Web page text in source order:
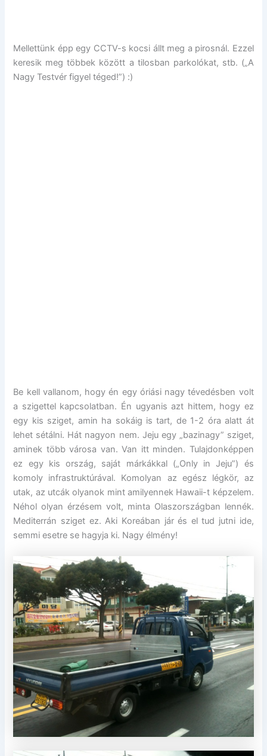
Mellettünk épp egy CCTV-s kocsi állt meg a pirosnál. Ezzel
keresik meg többek között a tilosban parkolókat, stb. („A
Nagy Testvér figyel téged!”) :)
Be kell vallanom, hogy én egy óriási nagy tévedésben volt
a szigettel kapcsolatban. Én ugyanis azt hittem, hogy ez
egy kis sziget, amin ha sokáig is tart, de 1-2 óra alatt át
lehet sétálni. Hát nagyon nem. Jeju egy „bazinagy” sziget,
aminek több városa van. Van itt minden. Tulajdonképpen
ez egy kis ország, saját márkákkal („Only in Jeju”) és
komoly infrastruktúrával. Komolyan az egész légkör, az
utak, az utcák olyanok mint amilyennek Hawaii-t képzelem.
Néhol olyan érzésem volt, minta Olaszországban lennék.
Mediterrán sziget ez. Aki Koreában jár és el tud jutni ide,
semmi esetre se hagyja ki. Nagy élmény!